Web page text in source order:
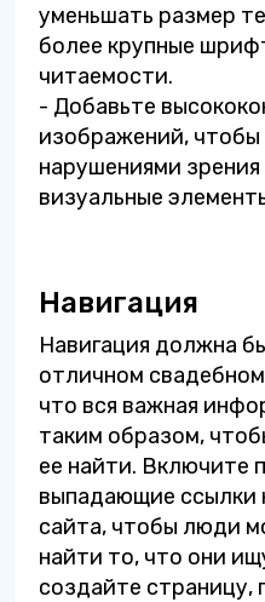
уменьшать размер
более крупные
читаемости.
- Добавьте
изображений, чтобы
нарушениями
визуальные
Навигация
Навигация должна
отличном
что вся важная
таким образом,
ее найти. Включите
выпадающие ссылки
сайта, чтобы люди
найти то, что они
создайте страницу,